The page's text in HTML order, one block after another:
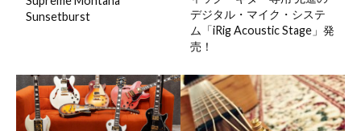
Sunsetburst
デジタル・マイク・システ
ム「iRig Acoustic Stage」発
売！